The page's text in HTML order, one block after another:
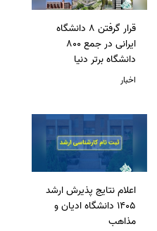
قرار گرفتن 8 دانشگاه
ایرانی در جمع 800
دانشگاه برتر دنیا
اخبار
اعلام نتایج پذیرش ارشد
1405 دانشگاه ادیان و
مذاهب